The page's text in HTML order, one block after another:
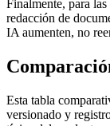
Finalmente, para
redacción de
IA aumenten, no
Esta tabla
versionado y